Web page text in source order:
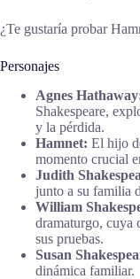
¿Te gustaría probar
Personajes
Agnes
Shakespeare,
y la pérdida.
Hamnet: El hijo
momento crucial
Judith
junto a su familia
William
dramaturgo, cuya
sus pruebas.
Susan
dinámica familiar.